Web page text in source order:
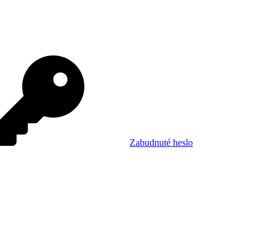
Zabudnuté heslo